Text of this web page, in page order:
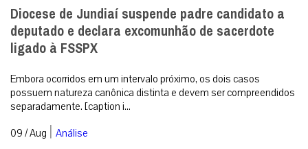
Diocese de Jundiaí suspende padre candidato a
deputado e declara excomunhão de sacerdote
ligado à FSSPX
Embora ocorridos em um intervalo próximo, os dois casos
possuem natureza canônica distinta e devem ser compreendidos
separadamente. [caption i...
09 / Aug | Análise